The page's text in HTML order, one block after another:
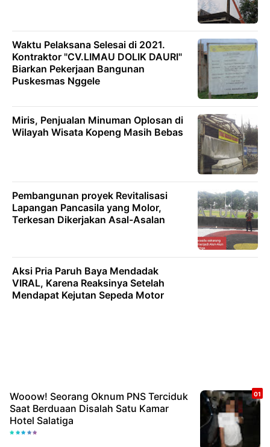
Waktu Pelaksana Selesai di 2021.
Kontraktor "CV.LIMAU DOLIK DAURI"
Biarkan Pekerjaan Bangunan
Puskesmas Nggele
Miris, Penjualan Minuman Oplosan di
Wilayah Wisata Kopeng Masih Bebas
Pembangunan proyek Revitalisasi
Lapangan Pancasila yang Molor,
Terkesan Dikerjakan Asal-Asalan
Aksi Pria Paruh Baya Mendadak
VIRAL, Karena Reaksinya Setelah
Mendapat Kejutan Sepeda Motor
Wooow! Seorang Oknum PNS Terciduk
Saat Berduaan Disalah Satu Kamar
Hotel Salatiga